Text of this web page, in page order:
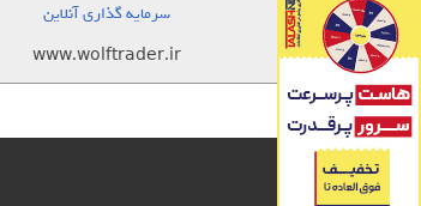
سرمایه گذاری آنلاین
www.wolftrader.ir